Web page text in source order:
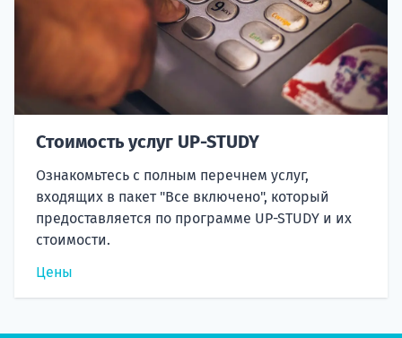
Стоимость услуг UP-STUDY
Ознакомьтесь с полным перечнем услуг,
входящих в пакет "Все включено", который
предоставляется по программе UP-STUDY и их
стоимости.
Цены